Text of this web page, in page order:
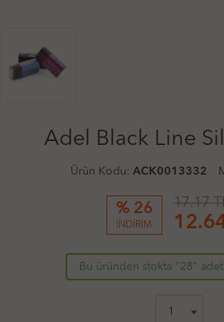
Adel Black Line
Ürün Kodu: ACK0013332
% 26
İNDİRİM
17.17
Bu üründen stokta "28"